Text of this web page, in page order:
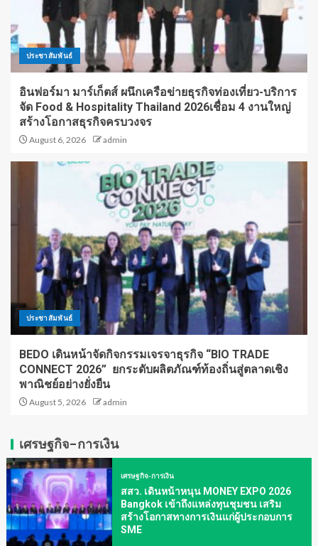
ประชาสัมพันธ์
อินฟอร์มา มาร์เก็ตส์ ผนึกเครือข่ายธุรกิจท่องเที่ยว-บริการ
จัด Food & Hospitality Thailand 2026เชื่อม 4 งานใหญ่
สร้างโอกาสธุรกิจครบวงจร
August 6, 2026 admin
ประชาสัมพันธ์
BEDO เดินหน้าจัดกิจกรรมเจรจาธุรกิจ “BIO TRADE
CONNECT 2026” ยกระดับผลิตภัณฑ์ท้องถิ่นสู่ตลาดเชิง
พาณิชย์อย่างยั่งยืน
August 5, 2026 admin
เศรษฐกิจ-การเงิน
เศรษฐกิจ-การเงิน
สสว. เดินหน้าหนุน MONEY EXPO 2026
Bangkok เข้าถึงแหล่งทุนชุมชน เสริม
สร้างโอกาสทางการเงินแก่ผู้ประกอบการ
SME